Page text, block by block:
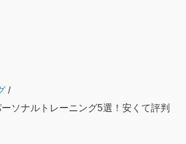
/
ソナルトレーニング5選！安くて評判